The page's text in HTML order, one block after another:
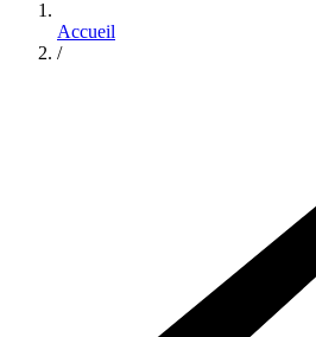
Accueil
/